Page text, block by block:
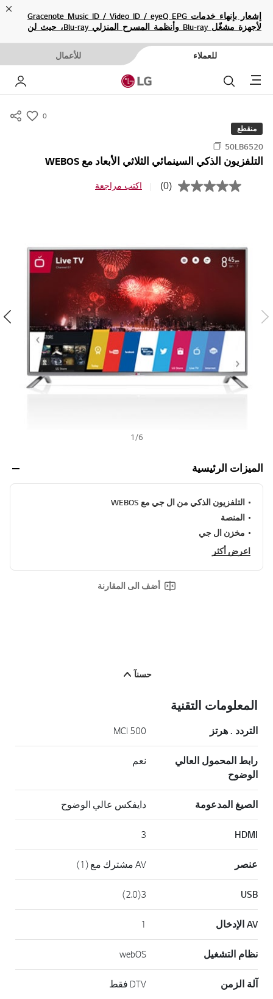
إشعار بإنهاء خدمات Gracenote Music ID / Video ID / eyeQ EPG
لأجهزة مشغّل Blu-ray وأنظمة المسرح المنزلي Blu-ray، حيث لن
للعملاء للأعمال
Menu
0
i
s
منقطع
50LB6520
التلفزيون الذكي السينمائي الثلاثي الأبعاد مع WEBOS
ب
ة
ت
ص
ب
س
ا
ل
(0) اكتب مراجعة
1 /6
الميزات الرئيسية
التلفزيون الذكي من ال جي مع WEBOS
المنصة
مخزن ال جي
اعرض أكثر
أضف الى المقارنة
حسنآ
المعلومات التقنية
التردد . هرتز MCI 500
رابط المحمول العالي
الوضوح
نعم
الصيغ المدعومة دايفكس عالي الوضوح
HDMI
3
عنصر AV مشترك مع (1)
USB
3(2.0)
AV الإدخال 1
نظام التشغيل webOS
آلة الزمن DTV فقط